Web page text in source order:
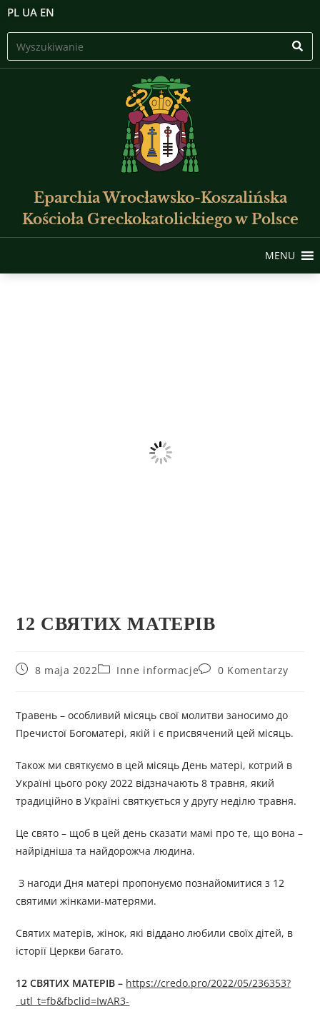
PL UA EN
Eparchia Wrocławsko-Koszalińska
Kościoła Greckokatolickiego w Polsce
MENU
12 СВЯТИХ МАТЕРІВ
8 maja 2022 Inne informacje 0 Komentarzy
Травень – особливий місяць свої молитви заносимо до
Пречистої Богоматері, якій і є присвячений цей місяць.
Також ми святкуємо в цей місяць День матері, котрий в
Україні цього року 2022 відзначають 8 травня, який
традиційно в Україні святкується у другу неділю травня.
Це свято – щоб в цей день сказати мамі про те, що вона –
найрідніша та найдорожча людина.
З нагоди Дня матері пропонуємо познайомитися з 12
святими жінками-матерями.
Святих матерів, жінок, які віддано любили своїх дітей, в
історії Церкви багато.
12 СВЯТИХ МАТЕРІВ – https://credo.pro/2022/05/236353?
_utl_t=fb&fbclid=IwAR3-